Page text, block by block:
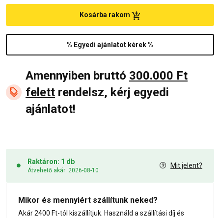
% Egyedi ajánlatot kérek %
Kosárba rakom
Amennyiben bruttó 300.000 Ft
felett rendelsz, kérj egyedi
ajánlatot!
Raktáron: 1 db
Átvehető akár: 2026-08-10
Mit jelent?
Mikor és mennyiért szállítunk neked?
Akár 2400 Ft-tól kiszállítjuk. Használd a szállítási díj és